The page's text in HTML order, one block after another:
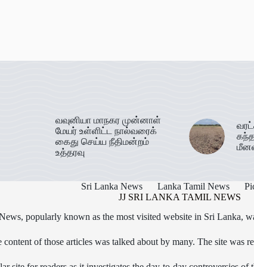
வவுனியா மாநகர முன்னாள்
மேயர் உள்ளிட்ட நால்வரைக்
கைது செய்ய நீதிமன்றம்
உத்தரவு
Sri Lanka News Lanka Tamil News
JJ SRI LANKA TAMIL NEWS
popularly known as the most visited website in Sri Lanka,
of those articles was talked about by many. The site was